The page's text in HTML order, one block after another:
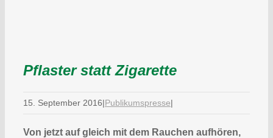
Pflaster statt Zigarette
15. September 2016|Publikumspresse|
Von jetzt auf gleich mit dem Rauchen aufhören,